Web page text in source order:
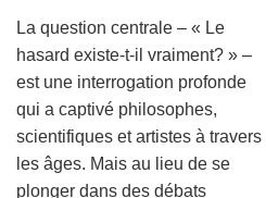
La question centrale – « Le
hasard existe-t-il vraiment? » –
est une interrogation profonde
qui a captivé philosophes,
scientifiques et artistes à travers
les âges. Mais au lieu de se
plonger dans des débats